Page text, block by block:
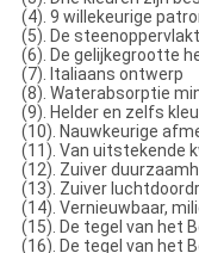
(4). 9 willekeurige
(5). De
(6). De gelijkegrootte
(7). Italiaans ontwerp
(8). Waterabsorptie
(9). Helder en zelfs
(10). Nauwkeurige
(11). Van uitstekende
(12). Zuiver
(13). Zuiver
(14). Vernieuwbaar,
(15). De tegel van het
(16). De tegel van het